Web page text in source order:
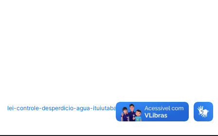
lei-controle-desperdicio-agua-ituiutaba-mg Baixar